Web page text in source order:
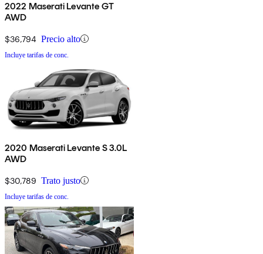
2022 Maserati Levante GT
AWD
$36,794 Precio alto
Incluye tarifas de conc.
2020 Maserati Levante S 3.0L
AWD
$30,789 Trato justo
Incluye tarifas de conc.